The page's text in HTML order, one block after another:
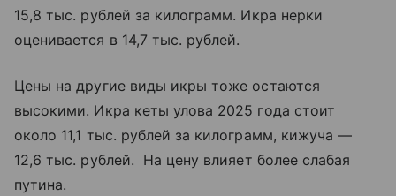
15,8 тыс. рублей за килограмм. Икра нерки
оценивается в 14,7 тыс. рублей.
Цены на другие виды икры тоже остаются
высокими. Икра кеты улова 2025 года стоит
около 11,1 тыс. рублей за килограмм, кижуча —
12,6 тыс. рублей. На цену влияет более слабая
путина.